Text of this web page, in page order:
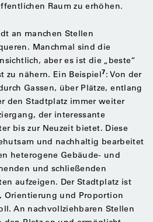
Raum zu erhöhen.
an manchen Stellen
Manchmal sind die
aber es ist die „beste“
zu nähern. Ein Beispiel7: Von der
Gassen, über Plätze, entlang
den Stadtplatz immer weiter
der interessante
bis zur Neuzeit bietet. Diese
und nachhaltig bearbeitet
heterogene Gebäude- und
und schließenden
aufzeigen. Der Stadtplatz ist
Orientierung und Proportion
An nachvollziehbaren Stellen